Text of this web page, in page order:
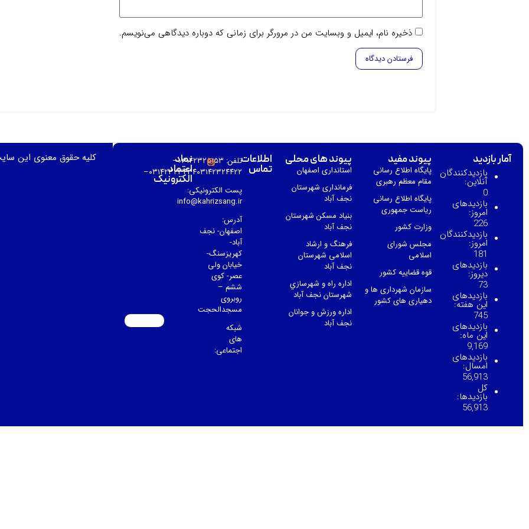
ذخیره نام، ایمیل و وبسایت من در مرورگر برای زمانی که دوباره دیدگاهی می‌نویسم.
آمار بازدید
بازدیدکنندگان
آنلاین:
0
بازدیدهای
امروز:
226
بازدیدکنندگان
امروز:
181
بازدیدهای
دیروز:
73
بازدیدهای
این هفته:
745
بازدیدهای
این ماه:
9,169
بازدیدهای
امسال:
56,913
کل
بازدیدها:
56,913
پیوند مفید
پایگاه اطلاع رسانی
مقام معظم رهبری
پایگاه اطلاع رسانی
ریاست جمهوری
وزارت کشور
مجلس شورای
اسلامی
قوه قضاییه کشور
سازمان شهرداری ها و
دهیاری های کشور
پیوند های محلی
استانداری اصفهان
فرمانداری شهرستان
نجف آباد
بنیاد مسکن شهرستان
نجف آباد
فرهنگ و ارشاد
اسلامی شهرستان
نجف آباد
اداره راه و شهرسازي
شهرستان نجف آباد
اداره ورزش و جوانان
نجف آباد
اطلاعات
تماس
تلفن: ۰۳۱۴۲۳۲۵۱۵۳–
۰۳۱۴۲۳۲۳۴۳۴۰۳۱۴۲۳۲۴۴۲۲–
پست الکترونیکی:
info@kahrizsang.ir
آدرس:
اصفهان- نجف
آباد-
کهریزسنگ-
خیابان ولی
عصر- کوی
ششم –
روبروی
مسجدالحجت
شبکه
های
اجتماعی:
نماد
اعتماد
الکترونیک
کلیه حقوق معنوی این